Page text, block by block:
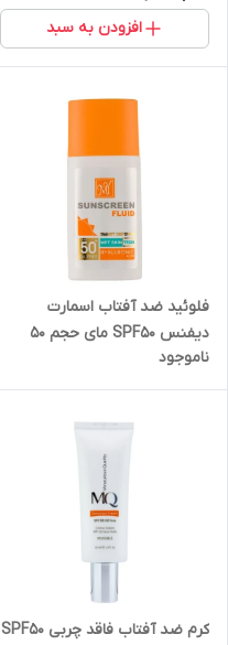
افزودن به سبد
فلوئید ضد آفتاب اسمارت
دیفنس SPF۵۰ مای حجم ۵۰
میلی لیتر
ناموجود
کرم ضد آفتاب فاقد چربی SPF۵۰